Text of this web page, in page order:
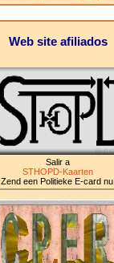
Web site afiliados
Salir a
STHOPD-Kaarten
Zend een Politieke E-card nu.